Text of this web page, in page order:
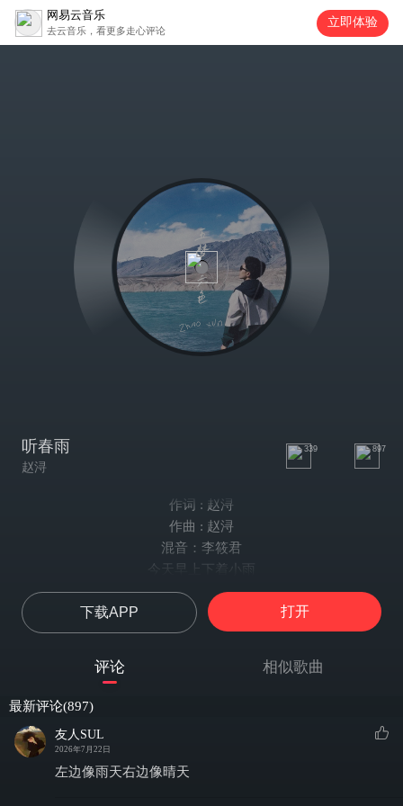
网易云音乐
去云音乐，看更多走心评论
立即体验
听春雨
赵浔
339 897
作词 : 赵浔
作曲 : 赵浔
混音：李筱君
今天早上下着小雨
朦胧里听见滴答滴
凉气也透过窗吹到我的被窝里
我不由得裹紧了身体
犹如一把利刃 悄悄划过心底
下载APP 打开
评论 相似歌曲
最新评论(897)
友人SUL
2026年7月22日
左边像雨天右边像晴天